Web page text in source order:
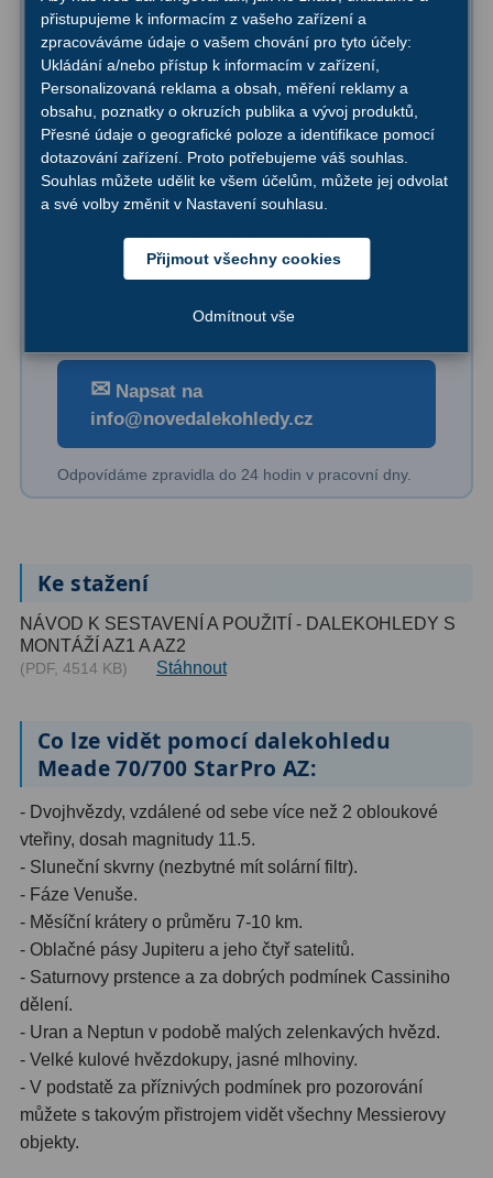
Turistické
Pro pozorování přírody a
ornitologie17
Monokuláry20
Dárkové 1
Astronomické44
114
Univerzální
Kapesní14
Dálkoměry a Noční vidění
Noční vidění8
Mikroskopy 76
Pro děti5
Hobby4
Školní a studentské14
Laboratorní
Kapesní10
Digitální10
Příslušenství mikroskopů
Pro dítě, začátečníka nebo nadšeného
amatéra
Váš rozpočet
Sdělte nám, kolik chcete investovat
Kde budete pozorovat?
✉ Napsat na
info@novedalekohledy.cz
Odpovídáme zpravidla do 24 hodin v pracovní dny.
Ke stažení
NÁVOD K SESTAVENÍ A POUŽITÍ - DALEKOHLEDY S
MONTÁŽÍ AZ1 A AZ2
(PDF, 4514 KB) Stáhnout
Co lze vidět pomocí dalekohledu
Meade 70/700 StarPro AZ:
- Dvojhvězdy, vzdálené od sebe více než 2 obloukové
vteřiny, dosah magnitudy 11.5.
- Sluneční skvrny (nezbytné mít solární filtr).
- Fáze Venuše.
- Měsíční krátery o průměru 7-10 km.
- Oblačné pásy Jupiteru a jeho čtyř satelitů.
- Saturnovy prstence a za dobrých podmínek Cassiniho
dělení.
- Uran a Neptun v podobě malých zelenkavých hvězd.
- Velké kulové hvězdokupy, jasné mlhoviny.
- V podstatě za příznivých podmínek pro pozorování
můžete s takovým přistrojem vidět všechny Messierovy
objekty.
přistupujeme k informacím z vašeho zařízení a
zpracováváme údaje o vašem chování pro tyto účely:
Ukládání a/nebo přístup k informacím v zařízení,
Personalizovaná reklama a obsah, měření reklamy a
obsahu, poznatky o okruzích publika a vývoj produktů,
Přesné údaje o geografické poloze a identifikace pomocí
dotazování zařízení. Proto potřebujeme váš souhlas.
Souhlas můžete udělit ke všem účelům, můžete jej odvolat
a své volby změnit v Nastavení souhlasu.
Přijmout všechny cookies
Odmítnout vše